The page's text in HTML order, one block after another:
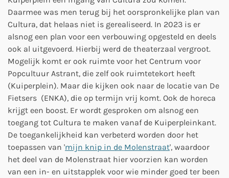
Daarmee was men terug bij het oorspronkelijke plan van
Cultura, dat helaas niet is gerealiseerd. In 2023 is er
alsnog een plan voor een verbouwing opgesteld en deels
ook al uitgevoerd. Hierbij werd de theaterzaal vergroot.
Mogelijk komt er ook ruimte voor het Centrum voor
Popcultuur Astrant, die zelf ook ruimtetekort heeft
(Kuiperplein). Maar die kijken ook naar de locatie van De
Fietsers (ENKA), die op termijn vrij komt. Ook de horeca
krijgt een boost. Er wordt gesproken om alsnog een
toegang tot Cultura te maken vanaf de Kuiperpleinkant.
De toegankelijkheid kan verbeterd worden door het
toepassen van 'mijn knip in de Molenstraat', waardoor
het deel van de Molenstraat hier voorzien kan worden
van een in- en uitstapplek voor wie minder goed ter been